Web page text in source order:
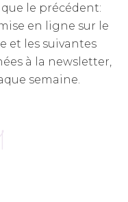
le précédent:
en ligne sur le
et les suivantes
à la newsletter,
semaine.